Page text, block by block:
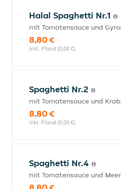
Halal Spaghetti Nr.1
mit Tomatensauce und
8,80 €
inkl. Pfand (0,00 €)
Spaghetti Nr.2
mit Tomatensauce und
8,80 €
inkl. Pfand (0,00 €)
Spaghetti Nr.4
mit Tomatensauce und